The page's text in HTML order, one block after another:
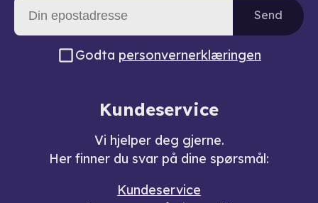
Send
Godta personvernerklæringen
Kundeservice
Vi hjelper deg gjerne.
Her finner du svar på dine spørsmål:
Kundeservice